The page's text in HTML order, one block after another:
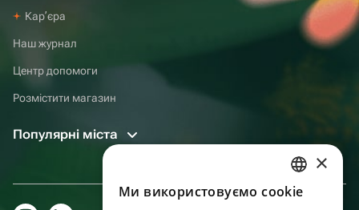
Карʼєра
Наш журнал
Центр допомоги
Розмістити магазин
Популярні міста
RUSSIAN
×
Ми використовуємо cookie